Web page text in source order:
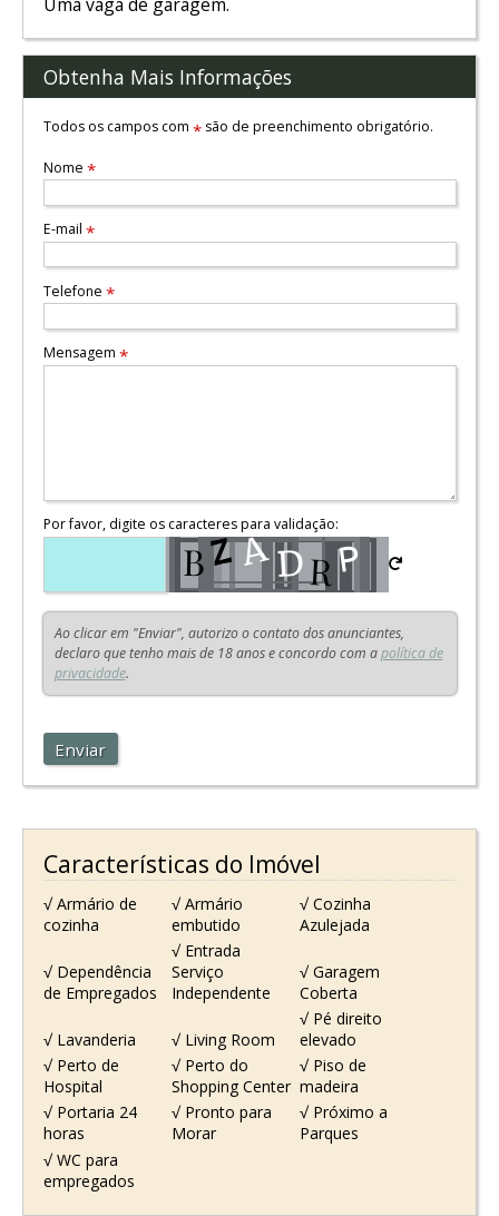
Obtenha Mais Informações
Todos os campos com *são de preenchimento obrigatório.
Nome *
E-mail *
Telefone *
Mensagem *
Por favor, digite os caracteres para validação:
Ao clicar em "Enviar", autorizo o contato dos anunciantes,
declaro que tenho mais de 18 anos e concordo com apolítica de
privacidade.
Enviar
Características do Imóvel
√ Armário de
cozinha
√ Armário
embutido
√ Cozinha
Azulejada
√ Dependência
de Empregados
√ Entrada
Serviço
Independente
√ Garagem
Coberta
√ Lavanderia √ Living Room
√ Pé direito
elevado
√ Perto de
Hospital
√ Perto do
Shopping Center
√ Piso de
madeira
√ Portaria 24
horas
√ Pronto para
Morar
√ Próximo a
Parques
√ WC para
empregados